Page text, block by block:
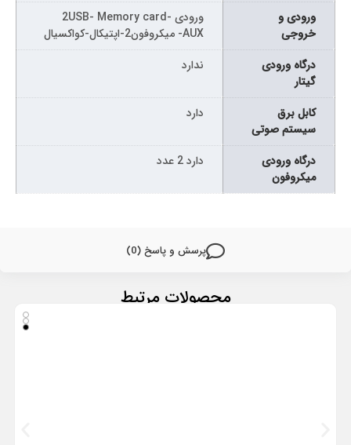
پرسش و پاسخ (0)
ورودی و
خروجی
ورودی 2USB- Memory card-
AUX- میکروفون2-اپتیکال-کواکسیال
درگاه ورودی
گیتار
ندارد
کابل برق
سیستم صوتی
دارد
درگاه ورودی
میکروفون
دارد 2 عدد
محصولات مرتبط